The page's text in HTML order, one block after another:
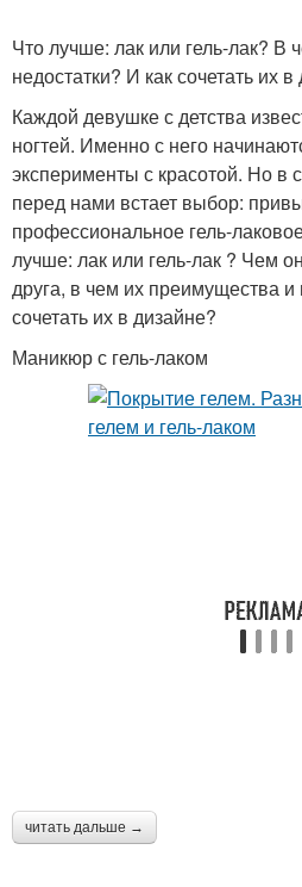
Что лучше: лак или гель-лак? В
недостатки? И как сочетать их
Каждой девушке с детства
ногтей. Именно с него
эксперименты с красотой. Но в
перед нами встает выбор:
профессиональное гель-
лучше: лак или гель-лак ? Чем
друга, в чем их преимущества и
сочетать их в дизайне?
Маникюр с гель-лаком
читать дальше →